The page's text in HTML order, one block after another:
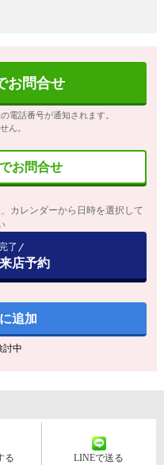
お問合せ
電話番号が通知されます。
ん。
お問合せ
カレンダーから日時を選択して
了
店予約
追加
討中
る LINEで送る